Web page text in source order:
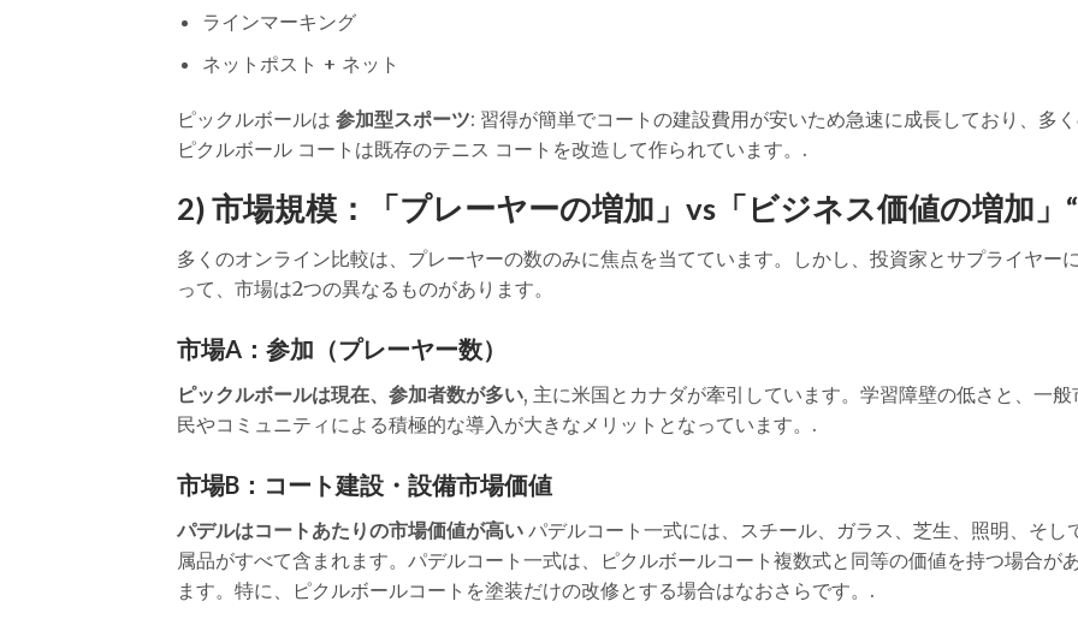
ラインマーキング
ネットポスト + ネット
ピックルボールは 参加型スポーツ: 習得が簡単でコートの建設費用が安いため急速に成長しており、多
ピクルボール コートは既存のテニス コートを改造して作られています。.
2) 市場規模：「プレーヤーの増加」vs「ビジネス価値の増加」“
多くのオンライン比較は、プレーヤーの数のみに焦点を当てています。しかし、投資家とサプライヤー
って、市場は2つの異なるものがあります。
市場A：参加（プレーヤー数）
ピックルボールは現在、参加者数が多い, 主に米国とカナダが牽引しています。学習障壁の低さと、一般
民やコミュニティによる積極的な導入が大きなメリットとなっています。.
市場B：コート建設・設備市場価値
パデルはコートあたりの市場価値が高い パデルコート一式には、スチール、ガラス、芝生、照明、そし
属品がすべて含まれます。パデルコート一式は、ピクルボールコート複数式と同等の価値を持つ場合が
ます。特に、ピクルボールコートを塗装だけの改修とする場合はなおさらです。.